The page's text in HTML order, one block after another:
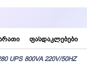
ფასდაკლებები
UPS 800VA 220V/50HZ